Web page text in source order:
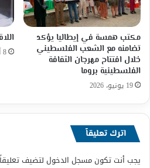
مكتب همسة في إيطاليا يؤكد
تضامنه مع الشعب الفلسطيني
خلال افتتاح مهرجان الثقافة
الفلسطينية بروما
19 يونيو، 2026
8 أغسطس، 2025
اترك تعليقاً
يجب أنت تكونمسجل الدخوللتضيف